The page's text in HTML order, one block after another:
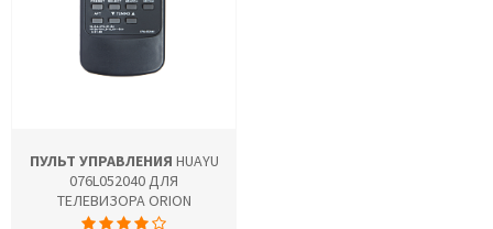
ПУЛЬТ УПРАВЛЕНИЯ HUAYU
076L052040 ДЛЯ
ТЕЛЕВИЗОРА ORION